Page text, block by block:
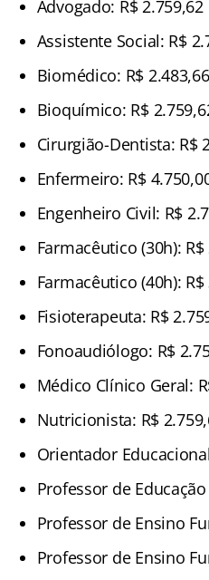
Advogado: R$ 2.759,62
Assistente Social: R$
Biomédico: R$ 2.483,66
Bioquímico: R$
Cirurgião-Dentista: R$
Enfermeiro: R$
Engenheiro Civil: R$
Farmacêutico (30h): R$
Farmacêutico (40h): R$
Fisioterapeuta: R$
Fonoaudiólogo: R$
Médico Clínico Geral:
Nutricionista: R$
Orientador
Professor de
Professor de Ensino
Professor de Ensino